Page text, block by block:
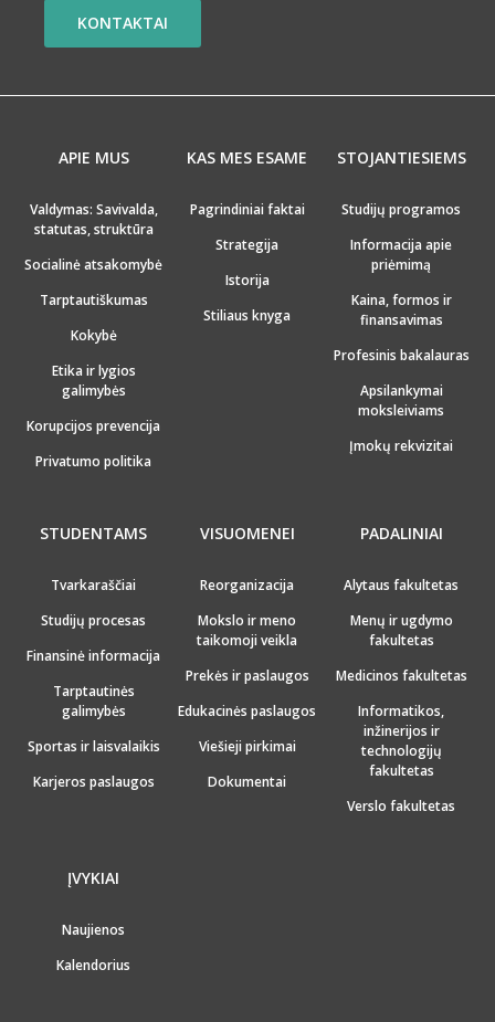
KONTAKTAI
APIE MUS
Valdymas: Savivalda,
statutas, struktūra
Socialinė atsakomybė
Tarptautiškumas
Kokybė
Etika ir lygios
galimybės
Korupcijos prevencija
Privatumo politika
KAS MES ESAME
Pagrindiniai faktai
Strategija
Istorija
Stiliaus knyga
STOJANTIESIEMS
Studijų programos
Informacija apie
priėmimą
Kaina, formos ir
finansavimas
Profesinis bakalauras
Apsilankymai
moksleiviams
Įmokų rekvizitai
STUDENTAMS
Tvarkaraščiai
Studijų procesas
Finansinė informacija
Tarptautinės
galimybės
Sportas ir laisvalaikis
Karjeros paslaugos
VISUOMENEI
Reorganizacija
Mokslo ir meno
taikomoji veikla
Prekės ir paslaugos
Edukacinės paslaugos
Viešieji pirkimai
Dokumentai
PADALINIAI
Alytaus fakultetas
Menų ir ugdymo
fakultetas
Medicinos fakultetas
Informatikos,
inžinerijos ir
technologijų
fakultetas
Verslo fakultetas
ĮVYKIAI
Naujienos
Kalendorius